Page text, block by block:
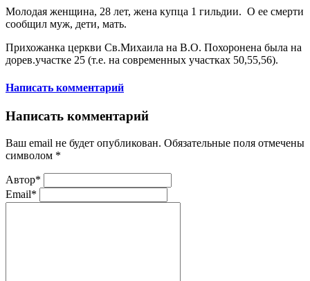
Молодая женщина, 28 лет, жена купца 1 гильдии. О ее смерти
сообщил муж, дети, мать.
Прихожанка церкви Св.Михаила на В.О. Похоронена была на
дорев.участке 25 (т.е. на современных участках 50,55,56).
Написать комментарий
Написать комментарий
Ваш email не будет опубликован. Обязательные поля отмечены
символом *
Автор*
Email*